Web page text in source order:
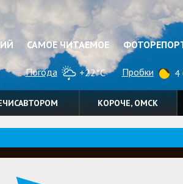
САМОЕ ЧИТАЕМОЕ
Погода +22°C Пробки 4
КОРОЧЕ, ОМСК